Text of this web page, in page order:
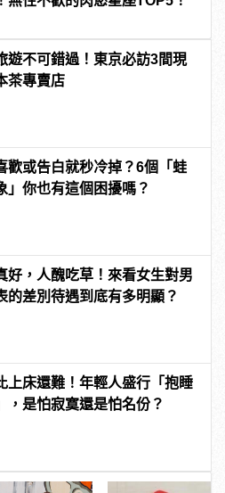
遊不可錯過！東京必訪3間現
茶專賣店
歡或告白就秒冷掉？6個「蛙
」你也有這個困擾嗎？
好，人醜吃草！來看女生對男
的差別待遇到底有多明顯？
上床還難！年輕人盛行「抱睡
，是怕寂寞還是怕名份？